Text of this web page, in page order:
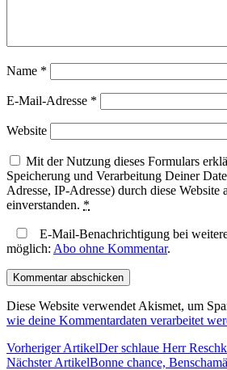
Name *
E-Mail-Adresse *
Website
Mit der Nutzung dieses Formulars
Speicherung und Verarbeitung Deiner
Adresse, IP-Adresse) durch diese Website
einverstanden. *
E-Mail-Benachrichtigung bei
möglich: Abo ohne Kommentar.
Diese Website verwendet Akismet, um
wie deine Kommentardaten verarbeitet
Vorheriger ArtikelDer schlaue Herr
Nächster ArtikelBonne chance,